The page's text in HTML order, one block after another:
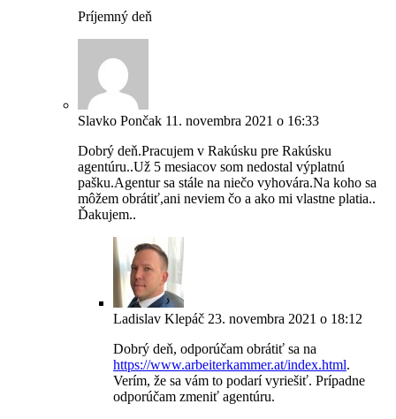
Príjemný deň
Slavko Pončak 11. novembra 2021 o 16:33
Dobrý deň.Pracujem v Rakúsku pre Rakúsku
agentúru..Už 5 mesiacov som nedostal výplatnú
pašku.Agentur sa stále na niečo vyhovára.Na koho sa
môžem obrátiť,ani neviem čo a ako mi vlastne platia..
Ďakujem..
Ladislav Klepáč 23. novembra 2021 o 18:12
Dobrý deň, odporúčam obrátiť sa na
https://www.arbeiterkammer.at/index.html.
Verím, že sa vám to podarí vyriešiť. Prípadne
odporúčam zmeniť agentúru.